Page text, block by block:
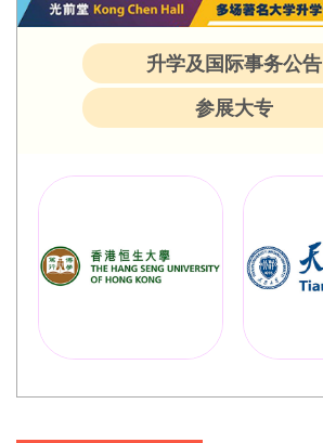
升学及国际事务公告
参展大专